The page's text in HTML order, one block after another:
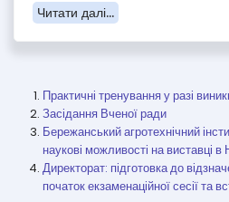
Читати далі...
Практичні тренування у разі
Засідання Вченої ради
Бережанський агротехнічний
наукові можливості на виставці в
Директорат: підготовка до
початок екзаменаційної сесії та